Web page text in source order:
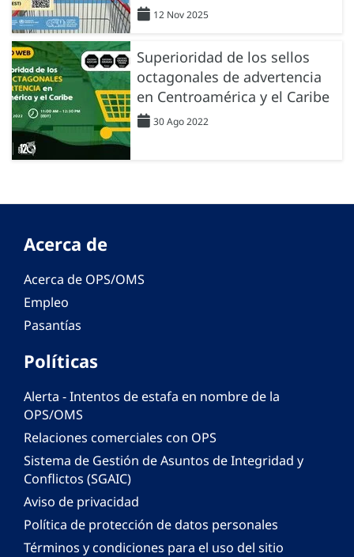
12 Nov 2025
Superioridad de los sellos
octagonales de advertencia
en Centroamérica y el Caribe
30 Ago 2022
Acerca de
Acerca de OPS/OMS
Empleo
Pasantías
Políticas
Alerta - Intentos de estafa en nombre de la
OPS/OMS
Relaciones comerciales con OPS
Sistema de Gestión de Asuntos de Integridad y
Conflictos (SGAIC)
Aviso de privacidad
Política de protección de datos personales
Términos y condiciones para el uso del sitio